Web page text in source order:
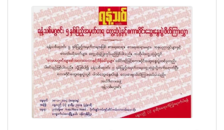
i
g
a
t
i
o
n